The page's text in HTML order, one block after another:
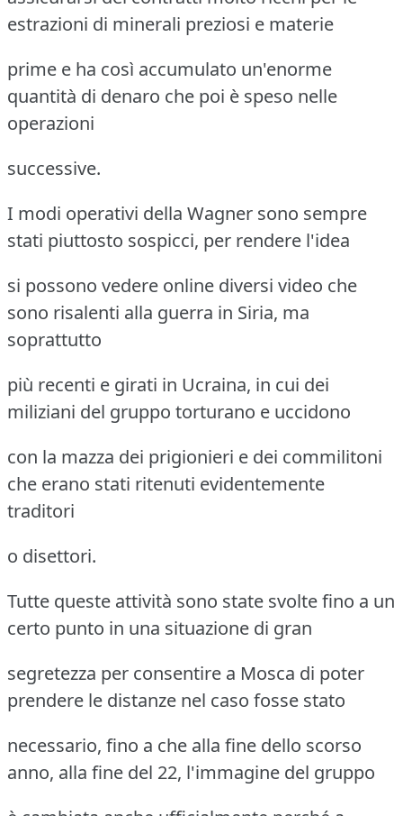
estrazioni di minerali preziosi e materie
prime e ha così accumulato un'enorme
quantità di denaro che poi è speso nelle
operazioni
successive.
I modi operativi della Wagner sono sempre
stati piuttosto sospicci, per rendere l'idea
si possono vedere online diversi video che
sono risalenti alla guerra in Siria, ma
soprattutto
più recenti e girati in Ucraina, in cui dei
miliziani del gruppo torturano e uccidono
con la mazza dei prigionieri e dei commilitoni
che erano stati ritenuti evidentemente
traditori
o disettori.
Tutte queste attività sono state svolte fino a un
certo punto in una situazione di gran
segretezza per consentire a Mosca di poter
prendere le distanze nel caso fosse stato
necessario, fino a che alla fine dello scorso
anno, alla fine del 22, l'immagine del gruppo